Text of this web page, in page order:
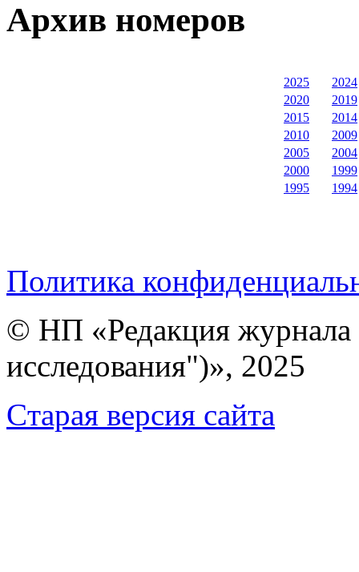
Архив номеров
2025
2024
2020
2019
2015
2014
2010
2009
2005
2004
2000
1999
1995
1994
Политика
© НП «Редакция
исследования")», 2025
Cтарая версия сайта